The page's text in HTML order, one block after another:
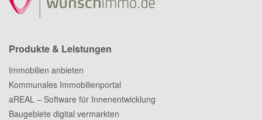
Produkte & Leistungen
Immobilien anbieten
Kommunales Immobilienportal
aREAL – Software für Innenentwicklung
Baugebiete digital vermarkten